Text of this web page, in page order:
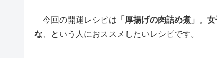
今回の開運レシピは 「厚揚げの肉詰め煮」 。 女
な 、という人におススメしたいレシピです。